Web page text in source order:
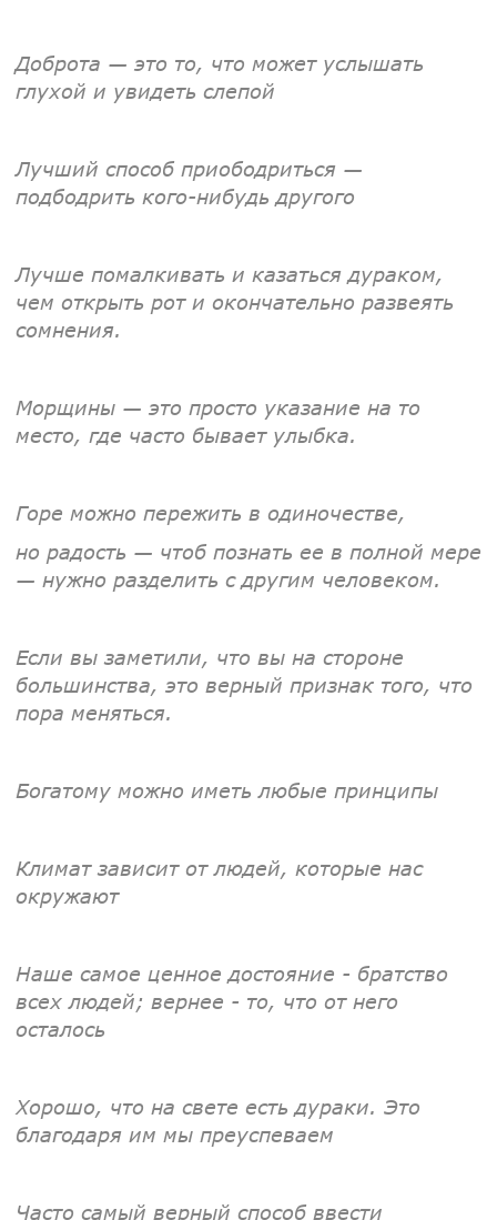
Доброта — это то, что может услышать
глухой и увидеть слепой
Лучший способ приободриться —
подбодрить кого-нибудь другого
Лучше помалкивать и казаться дураком,
чем открыть рот и окончательно развеять
сомнения.
Морщины — это просто указание на то
место, где часто бывает улыбка.
Горе можно пережить в одиночестве,
но радость — чтоб познать ее в полной мере
— нужно разделить с другим человеком.
Если вы заметили, что вы на стороне
большинства, это верный признак того, что
пора меняться.
Богатому можно иметь любые принципы
Климат зависит от людей, которые нас
окружают
Наше самое ценное достояние - братство
всех людей; вернее - то, что от него
осталось
Хорошо, что на свете есть дураки. Это
благодаря им мы преуспеваем
Часто самый верный способ ввести